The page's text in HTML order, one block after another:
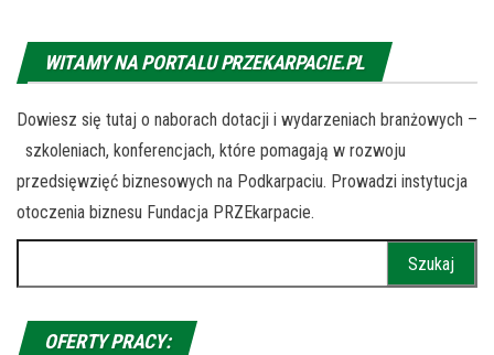
WITAMY NA PORTALU PRZEKARPACIE.PL
Dowiesz się tutaj o naborach dotacji i wydarzeniach branżowych –
szkoleniach, konferencjach, które pomagają w rozwoju
przedsięwzięć biznesowych na Podkarpaciu. Prowadzi instytucja
otoczenia biznesu Fundacja PRZEkarpacie.
OFERTY PRACY: